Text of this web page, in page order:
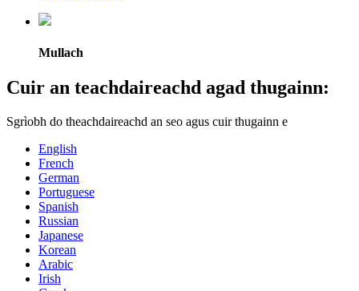
Mullach
Cuir an teachdaireachd agad thugainn:
Sgrìobh do theachdaireachd an seo agus cuir thugainn e
English
French
German
Portuguese
Spanish
Russian
Japanese
Korean
Arabic
Irish